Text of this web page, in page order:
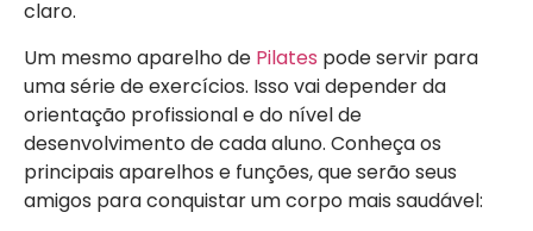
claro.
Um mesmo aparelho de Pilates pode servir para
uma série de exercícios. Isso vai depender da
orientação profissional e do nível de
desenvolvimento de cada aluno. Conheça os
principais aparelhos e funções, que serão seus
amigos para conquistar um corpo mais saudável: